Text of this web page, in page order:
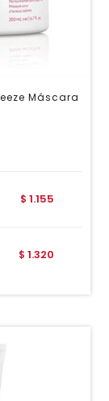
Máscara
$ 1.155
$ 1.320